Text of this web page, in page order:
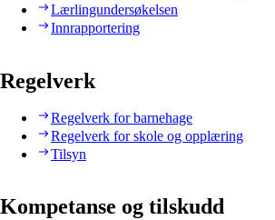
Lærlingundersøkelsen
Innrapportering
Regelverk
Regelverk for barnehage
Regelverk for skole og opplæring
Tilsyn
Kompetanse og tilskudd